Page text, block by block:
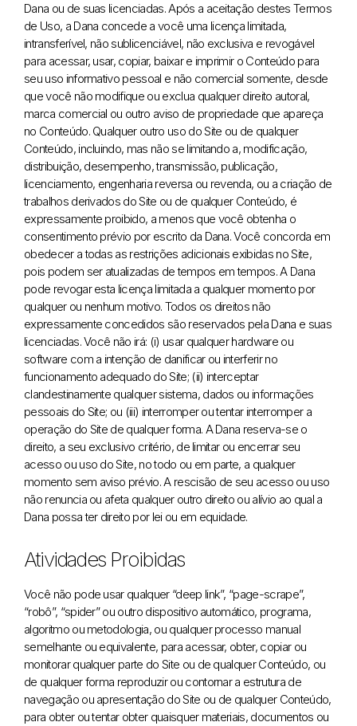
Dana ou de suas licenciadas. Após a aceitação destes Termos
de Uso, a Dana concede a você uma licença limitada,
intransferível, não sublicenciável, não exclusiva e revogável
para acessar, usar, copiar, baixar e imprimir o Conteúdo para
seu uso informativo pessoal e não comercial somente, desde
que você não modifique ou exclua qualquer direito autoral,
marca comercial ou outro aviso de propriedade que apareça
no Conteúdo. Qualquer outro uso do Site ou de qualquer
Conteúdo, incluindo, mas não se limitando a, modificação,
distribuição, desempenho, transmissão, publicação,
licenciamento, engenharia reversa ou revenda, ou a criação de
trabalhos derivados do Site ou de qualquer Conteúdo, é
expressamente proibido, a menos que você obtenha o
consentimento prévio por escrito da Dana. Você concorda em
obedecer a todas as restrições adicionais exibidas no Site,
pois podem ser atualizadas de tempos em tempos. A Dana
pode revogar esta licença limitada a qualquer momento por
qualquer ou nenhum motivo. Todos os direitos não
expressamente concedidos são reservados pela Dana e suas
licenciadas. Você não irá: (i) usar qualquer hardware ou
software com a intenção de danificar ou interferir no
funcionamento adequado do Site; (ii) interceptar
clandestinamente qualquer sistema, dados ou informações
pessoais do Site; ou (iii) interromper ou tentar interromper a
operação do Site de qualquer forma. A Dana reserva-se o
direito, a seu exclusivo critério, de limitar ou encerrar seu
acesso ou uso do Site, no todo ou em parte, a qualquer
momento sem aviso prévio. A rescisão de seu acesso ou uso
não renuncia ou afeta qualquer outro direito ou alívio ao qual a
Dana possa ter direito por lei ou em equidade.
Atividades Proibidas
Você não pode usar qualquer “deep link”, “page-scrape”,
“robô”, “spider” ou outro dispositivo automático, programa,
algoritmo ou metodologia, ou qualquer processo manual
semelhante ou equivalente, para acessar, obter, copiar ou
monitorar qualquer parte do Site ou de qualquer Conteúdo, ou
de qualquer forma reproduzir ou contornar a estrutura de
navegação ou apresentação do Site ou de qualquer Conteúdo,
para obter ou tentar obter quaisquer materiais, documentos ou